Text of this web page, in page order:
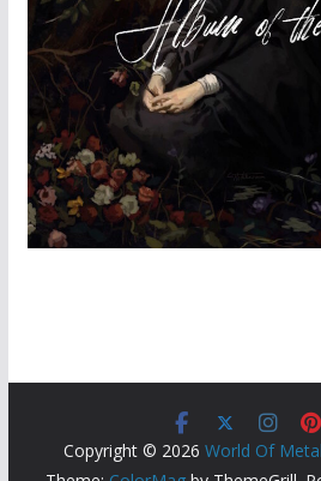
Copyright © 2026 World Of Metal